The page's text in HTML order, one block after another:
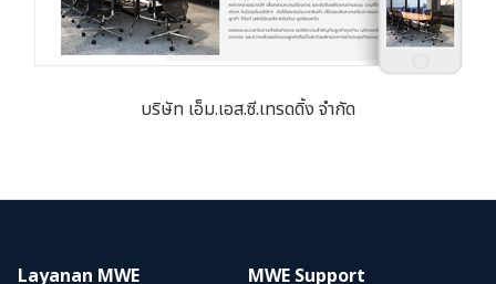
บริษัท เอ็ม.เอส.ซี.เทรดดิ้ง จำกัด
Layanan MWE MWE Support